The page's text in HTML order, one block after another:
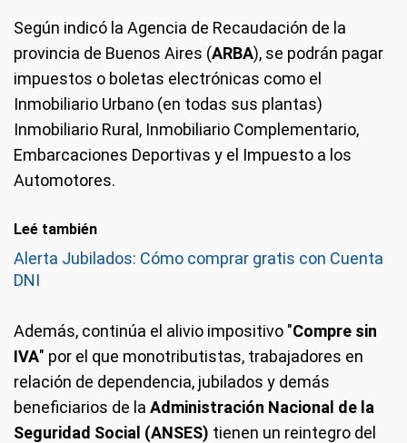
Según indicó la Agencia de Recaudación de la
provincia de Buenos Aires (ARBA), se podrán pagar
impuestos o boletas electrónicas como el
Inmobiliario Urbano (en todas sus plantas)
Inmobiliario Rural, Inmobiliario Complementario,
Embarcaciones Deportivas y el Impuesto a los
Automotores.
Leé también
Alerta Jubilados: Cómo comprar gratis con Cuenta
DNI
Además, continúa el alivio impositivo "Compre sin
IVA" por el que monotributistas, trabajadores en
relación de dependencia, jubilados y demás
beneficiarios de la Administración Nacional de la
Seguridad Social (ANSES) tienen un reintegro del